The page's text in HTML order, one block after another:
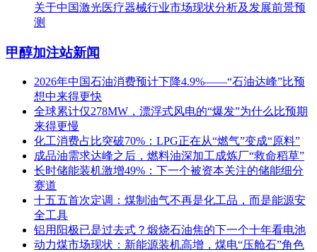
关于中国激光医疗器械行业市场现状分析及发展前景预
测
甲醇加注站新闻
2026年中国石油消费预计下降4.9%——“石油达峰”比预
想中来得更快
全球累计仅278MW，漂浮式风电的“爆发”为什么比预期
来得更慢
化工消费占比突破70%：LPG正在从“燃气”变成“原料”
成品油需求达峰之后，燃料油深加工成炼厂“救命稻草”
长时储能装机激增49%：下一个被资本关注的储能细分
赛道
十五五首次定调：煤制油气不再是化工品，而是能源安
全工具
铝用阳极已是过去式？煅烧石油焦的下一个十年看电池
动力煤市场现状：新能源装机高增，煤电“压舱石”角色